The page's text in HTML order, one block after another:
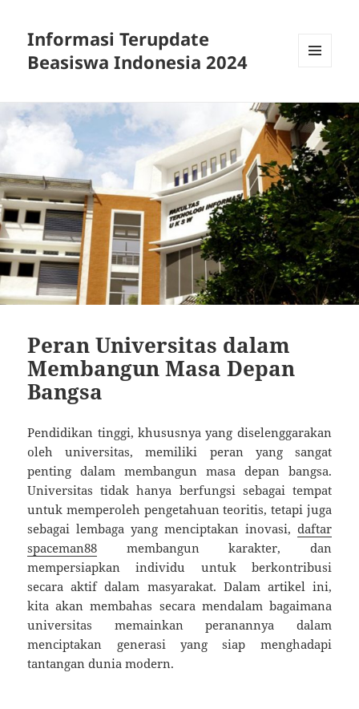
Informasi Terupdate
Beasiswa Indonesia 2024
WIDGETS
Peran Universitas dalam
Membangun Masa Depan
Bangsa
Pendidikan tinggi, khususnya yang diselenggarakan
oleh universitas, memiliki peran yang sangat
penting dalam membangun masa depan bangsa.
Universitas tidak hanya berfungsi sebagai tempat
untuk memperoleh pengetahuan teoritis, tetapi juga
sebagai lembaga yang menciptakan inovasi, daftar
spaceman88 membangun karakter, dan
mempersiapkan individu untuk berkontribusi
secara aktif dalam masyarakat. Dalam artikel ini,
kita akan membahas secara mendalam bagaimana
universitas memainkan peranannya dalam
menciptakan generasi yang siap menghadapi
tantangan dunia modern.